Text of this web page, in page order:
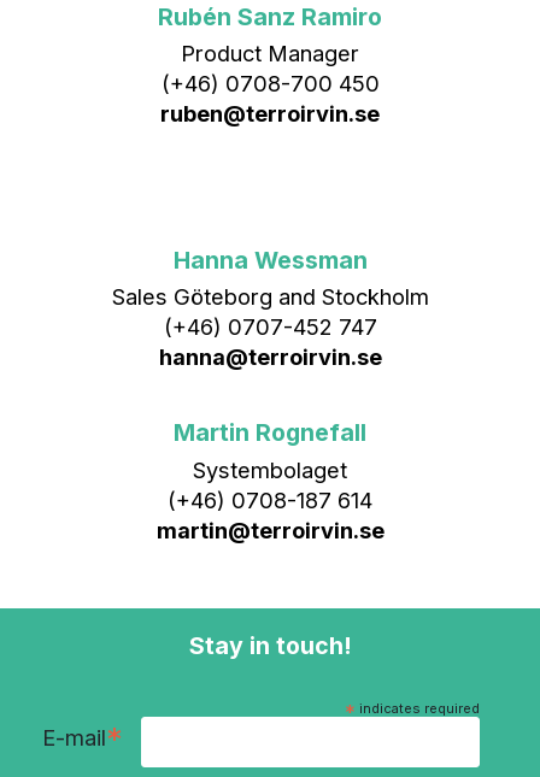
Rubén Sanz Ramiro
Product Manager
(+46) 0708-700 450‬
ruben@terroirvin.se
Hanna Wessman
Sales Göteborg and Stockholm
(+46) 0707-452 747
hanna@terroirvin.se
Martin Rognefall
Systembolaget
(+46) 0708-187 614
martin@terroirvin.se
Stay in touch!
* indicates required
E-mail*